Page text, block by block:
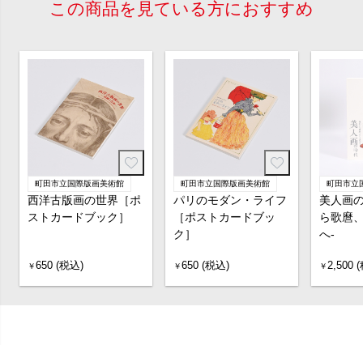
この商品を見ている方におすすめ
町田市立国際版画美術館
西洋古版画の世界［ポ
ストカードブック］
￥650 (税込)
町田市立国際版画美術館
パリのモダン・ライフ
［ポストカードブッ
ク］
￥650 (税込)
町田市立
美人画
ら歌麿
へ-
￥ 2,500 (